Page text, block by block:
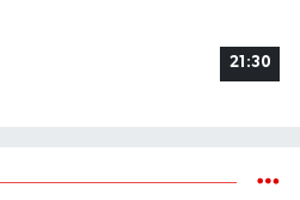
21:30